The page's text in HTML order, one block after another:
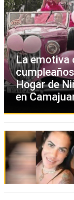
La emotiva
Hogar de
en